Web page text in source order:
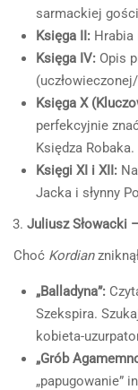
sarmackiej
Księga II: Hrabia
Księga IV: Opis
Księga X
perfekcyjnie
Księdza Robaka.
Księgi XI i XII:
Jacka i słynny
Juliusz Słowacki
Choć Kordian
„Balladyna”:
Szekspira.
kobieta-
„Grób
„papugowanie”